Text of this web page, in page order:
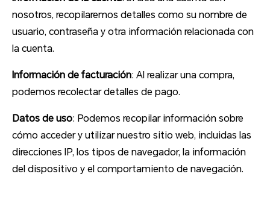
nosotros, recopilaremos detalles como su nombre de
usuario, contraseña y otra información relacionada con
la cuenta.
Información de facturación: Al realizar una compra,
podemos recolectar detalles de pago.
Datos de uso: Podemos recopilar información sobre
cómo acceder y utilizar nuestro sitio web, incluidas las
direcciones IP, los tipos de navegador, la información
del dispositivo y el comportamiento de navegación.